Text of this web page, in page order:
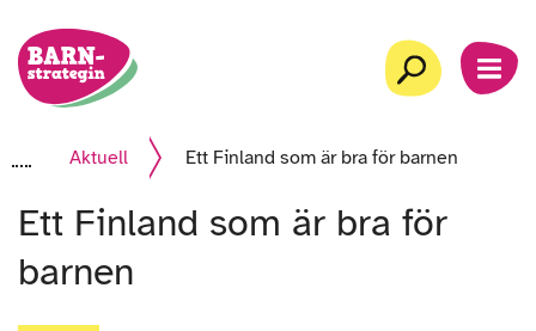
till
innehåll
Startsida
Sök
Aktuell Ett Finland som är bra för barnen
Ett Finland som är bra för
barnen